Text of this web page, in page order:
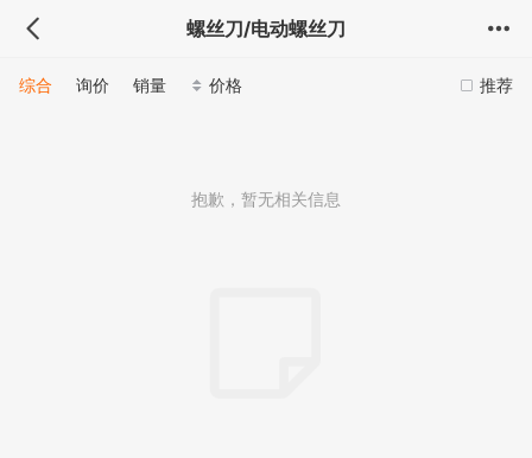
螺丝刀/电动螺丝刀
推荐
综合 询价 销量 价格
抱歉，暂无相关信息